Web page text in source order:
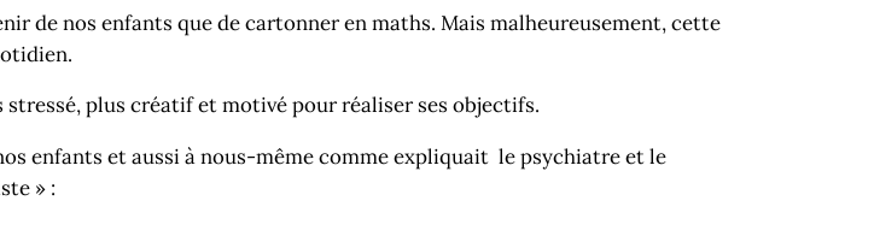
de nos enfants que de cartonner en maths. Mais malheureusement, cette
plus créatif et motivé pour réaliser ses objectifs.
enfants et aussi à nous-même comme expliquait le psychiatre et le
» :